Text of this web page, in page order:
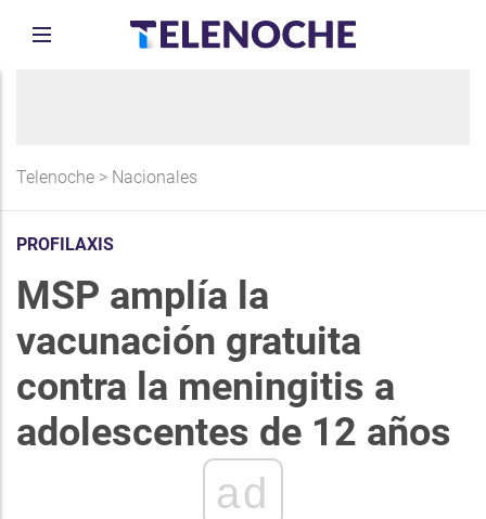
Telenoche > Nacionales
PROFILAXIS
MSP amplía la
vacunación gratuita
contra la meningitis a
adolescentes de 12 años
ad